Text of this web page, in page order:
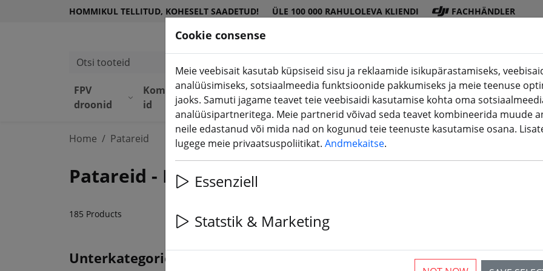
HOMMIKUL TELLITUD, KOHESELT SAADETUD! ÜLE 100 000 RAHULOLEVA KLIENDI FACHHÄNDLER
Otsi tooteid
FPV
droonid
Komponend
id
Seadme
d
DJI
pood
Patarei
d(aktuelle Seite)
Propell
er
Tarviku
d
3D
Home Patareid
Patareid - Lipos pikaks lennuks
185 Products
Unterkategorien
Ilma akuta pole lendu. Nii lihtsalt võib kokku võtta,
Cookie consense
Meie veebisait kasutab küpsiseid sisu ja reklaamide isikupärastamiseks,
analüüsimiseks, sotsiaalmeedia funktsioonide pakkumiseks ja meie teenuse
jaoks. Samuti jagame teavet teie veebisaidi kasutamise kohta oma
analüüsipartneritega. Meie partnerid võivad seda teavet kombineerida muude
neile edastanud või mida nad on kogunud teie teenuste kasutamise osana.
lugege meie privaatsuspoliitikat. Andmekaitse.
Essenziell
Statstik & Marketing